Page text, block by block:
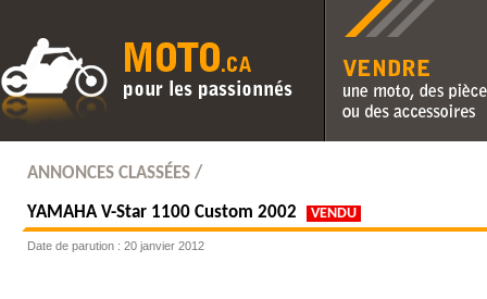
Vendre une moto, des
des accessoires
ANNONCES CLASSÉES /
YAMAHAV-Star 1100 Custom 2002 VENDU
Date de parution : 20 janvier 2012